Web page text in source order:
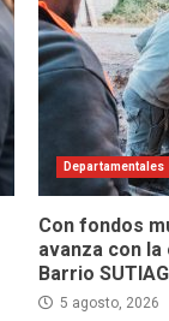
Departamentales
Con fondos
avanza con
Barrio
5 agosto, 2026